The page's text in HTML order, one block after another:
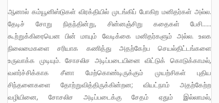
ஆனால் கம்யூனிஸ்டுகள் விரக்தியில் முடங்கிப் போகிற மனிதர்கள் அல்ல.
தேடிச் சோறு நிதந்தின்று, சின்னஞ்சிறு கதைகள் பேசி……
கூற்றுக்கிரையென பின் மாயும் வேடிக்கை மனிதர்களும் அல்ல. உலக
நிலைமைகளை சரியாக கணித்து அதற்கேற்ப செயல்திட்டங்களை
உருவாக்க முடியும். சோசலிச அடிப்படையினை விட்டுக் கொடுக்காமல்,
வளர்ச்சிக்காக சீனா மேற்கொண்டிருக்கும் முயற்சிகள் புதிய
சிந்தனைகளை தோற்றுவித்திருக்கின்றன; வியட்நாம் அதற்கேற்ற
வழியினை, சோசலிச அடிப்படைக்கு சேதம் ஏதும் இல்லாமல்,